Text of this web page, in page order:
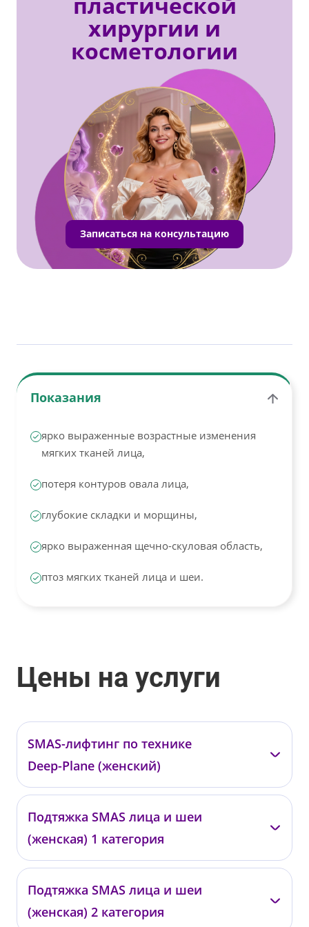
хирургии и
косметологии
Записаться на консультацию
Показания
ярко выраженные возрастные изменения
мягких тканей лица,
потеря контуров овала лица,
глубокие складки и морщины,
ярко выраженная щечно-скуловая область,
птоз мягких тканей лица и шеи.
Цены на услуги
SMAS-лифтинг по технике
Deep-Plane (женский)
Фролов М.М.
02.03.04.01
от 890 000 ₽ от 670 000 ₽
Подтяжка SMAS лица и шеи
(женская) 1 категория
Бадак О.Е.
02.03.02.01
Подтяжка SMAS лица и шеи
(женская) 2 категория